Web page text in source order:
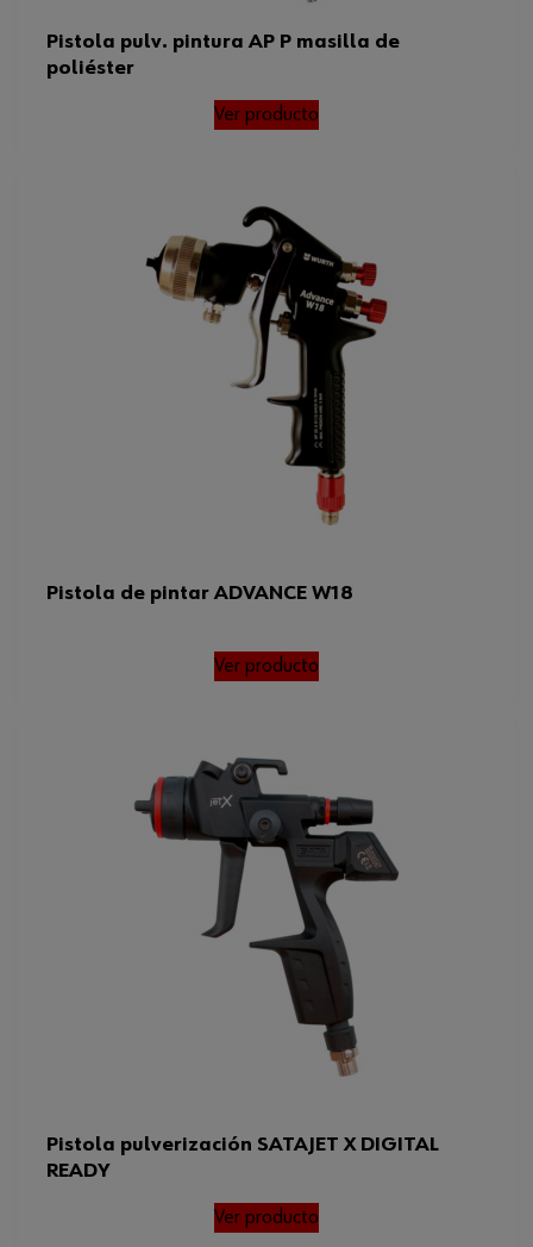
Pistola pulv. pintura AP P masilla de
poliéster
Ver producto
Pistola de pintar ADVANCE W18
Ver producto
Pistola pulverización SATAJET X DIGITAL
READY
Ver producto